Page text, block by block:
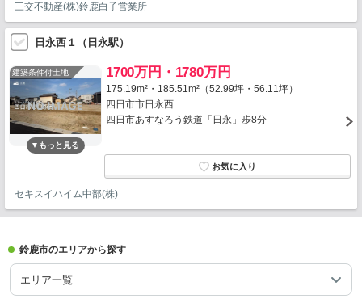
三交不動産(株)鈴鹿白子営業所
日永西１（日永駅）
建築条件付土地 1700万円・1780万円
175.19m²・185.51m²（52.99坪・56.11坪）
四日市市日永西
四日市あすなろう鉄道「日永」歩8分
セキスイハイム中部(株)
鈴鹿市のエリアから探す
エリア一覧